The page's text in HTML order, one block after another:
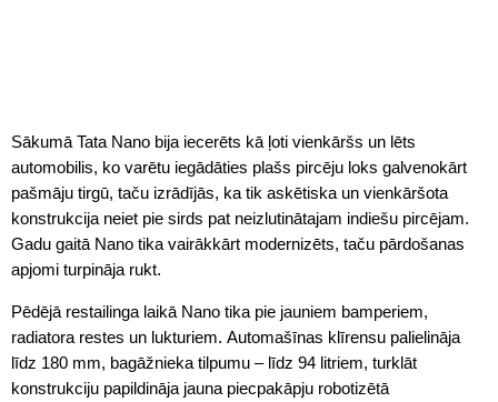
Sākumā Tata Nano bija iecerēts kā ļoti vienkāršs un lēts
automobilis, ko varētu iegādāties plašs pircēju loks galvenokārt
pašmāju tirgū, taču izrādījās, ka tik askētiska un vienkāršota
konstrukcija neiet pie sirds pat neizlutinātajam indiešu pircējam.
Gadu gaitā Nano tika vairākkārt modernizēts, taču pārdošanas
apjomi turpināja rukt.
Pēdējā restailinga laikā Nano tika pie jauniem bamperiem,
radiatora restes un lukturiem. Automašīnas klīrensu palielināja
līdz 180 mm, bagāžnieka tilpumu – līdz 94 litriem, turklāt
konstrukciju papildināja jauna piecpakāpju robotizētā